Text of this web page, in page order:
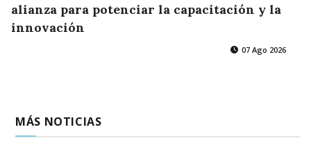
alianza para potenciar la capacitación y la
innovación
07 Ago 2026
MÁS NOTICIAS